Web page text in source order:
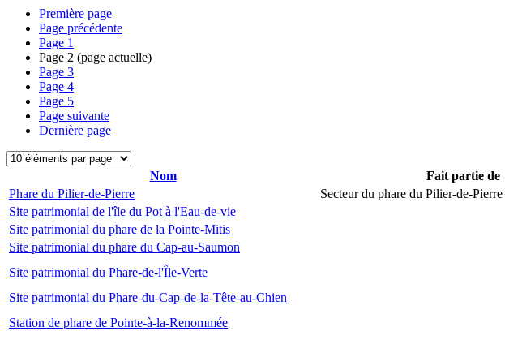
Première page
Page précédente
Page 1
Page 2 (page actuelle)
Page 3
Page 4
Page 5
Page suivante
Dernière page
Nom Fait partie de
Phare du Pilier-de-Pierre
Secteur du phare du Pilier-de-Pierre
Site patrimonial de l'île du Pot à l'Eau-de-vie
Site patrimonial du phare de la Pointe-Mitis
Site patrimonial du phare du Cap-au-Saumon
Site patrimonial du Phare-de-l'Île-Verte
Site patrimonial du Phare-du-Cap-de-la-Tête-au-Chien
Station de phare de Pointe-à-la-Renommée